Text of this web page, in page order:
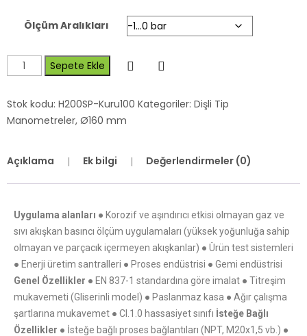
Ölçüm Aralıkları
Sepete Ekle
Stok kodu: H200SP-Kuru100 Kategoriler: Dişli Tip
Manometreler, Ø160 mm
Açıklama Ek bilgi Değerlendirmeler (0)
Uygulama alanları ● Korozif ve aşındırıcı etkisi olmayan gaz ve
sıvı akışkan basıncı ölçüm uygulamaları (yüksek yoğunluğa sahip
olmayan ve parçacık içermeyen akışkanlar) ● Ürün test sistemleri
● Enerji üretim santralleri ● Proses endüstrisi ● Gemi endüstrisi
Genel Özellikler ● EN 837-1 standardına göre imalat ● Titreşim
mukavemeti (Gliserinli model) ● Paslanmaz kasa ● Ağır çalışma
şartlarına mukavemet ● Cl.1.0 hassasiyet sınıfı İsteğe Bağlı
Özellikler ● İsteğe bağlı proses bağlantıları (NPT, M20x1,5 vb.) ●